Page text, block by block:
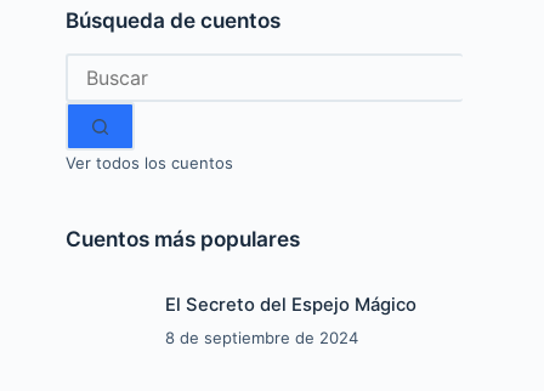
Búsqueda de cuentos
Sin
resultados
Ver todos los cuentos
Cuentos más populares
El Secreto del Espejo Mágico
8 de septiembre de 2024